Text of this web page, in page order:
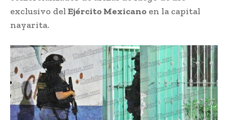
exclusivo delEjército Mexicano en la capital
nayarita.